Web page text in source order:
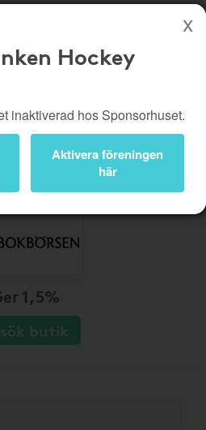
sida stöttar Brinken Hockey
Kampanjer
Logga in
Hockey
inaktiverad hos Sponsorhuset.
Aktivera föreningen
här
1,5%
butik